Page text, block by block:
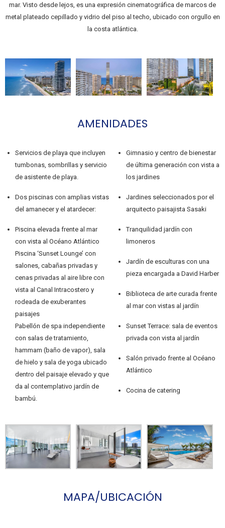
mar. Visto desde lejos, es una expresión cinematográfica de marcos de
metal plateado cepillado y vidrio del piso al techo, ubicado con orgullo en
la costa atlántica.
AMENIDADES
Servicios de playa que incluyen
tumbonas, sombrillas y servicio
de asistente de playa.
Dos piscinas con amplias vistas
del amanecer y el atardecer:
Piscina elevada frente al mar
con vista al Océano Atlántico
Piscina ‘Sunset Lounge’ con
salones, cabañas privadas y
cenas privadas al aire libre con
vista al Canal Intracostero y
rodeada de exuberantes
paisajes
Pabellón de spa independiente
con salas de tratamiento,
hammam (baño de vapor), sala
de hielo y sala de yoga ubicado
dentro del paisaje elevado y que
da al contemplativo jardín de
bambú.
Gimnasio y centro de bienestar
de última generación con vista a
los jardines
Jardines seleccionados por el
arquitecto paisajista Sasaki
Tranquilidad jardín con
limoneros
Jardín de esculturas con una
pieza encargada a David Harber
Biblioteca de arte curada frente
al mar con vistas al jardín
Sunset Terrace: sala de eventos
privada con vista al jardín
Salón privado frente al Océano
Atlántico
Cocina de catering
MAPA/UBICACIÓN